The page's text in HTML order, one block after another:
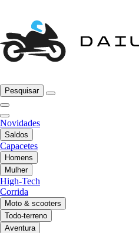
Pesquisar
Novidades
Saldos
Capacetes
Homens
Mulher
High-Tech
Corrida
Moto & scooters
Todo-terreno
Aventura